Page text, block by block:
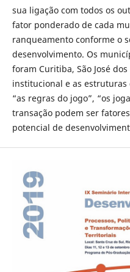
sua ligação com todos os
fator ponderado de cada
ranqueamento conforme o
desenvolvimento. Os
foram Curitiba, São José
institucional e as
“as regras do jogo”, “os
transação podem ser
potencial de